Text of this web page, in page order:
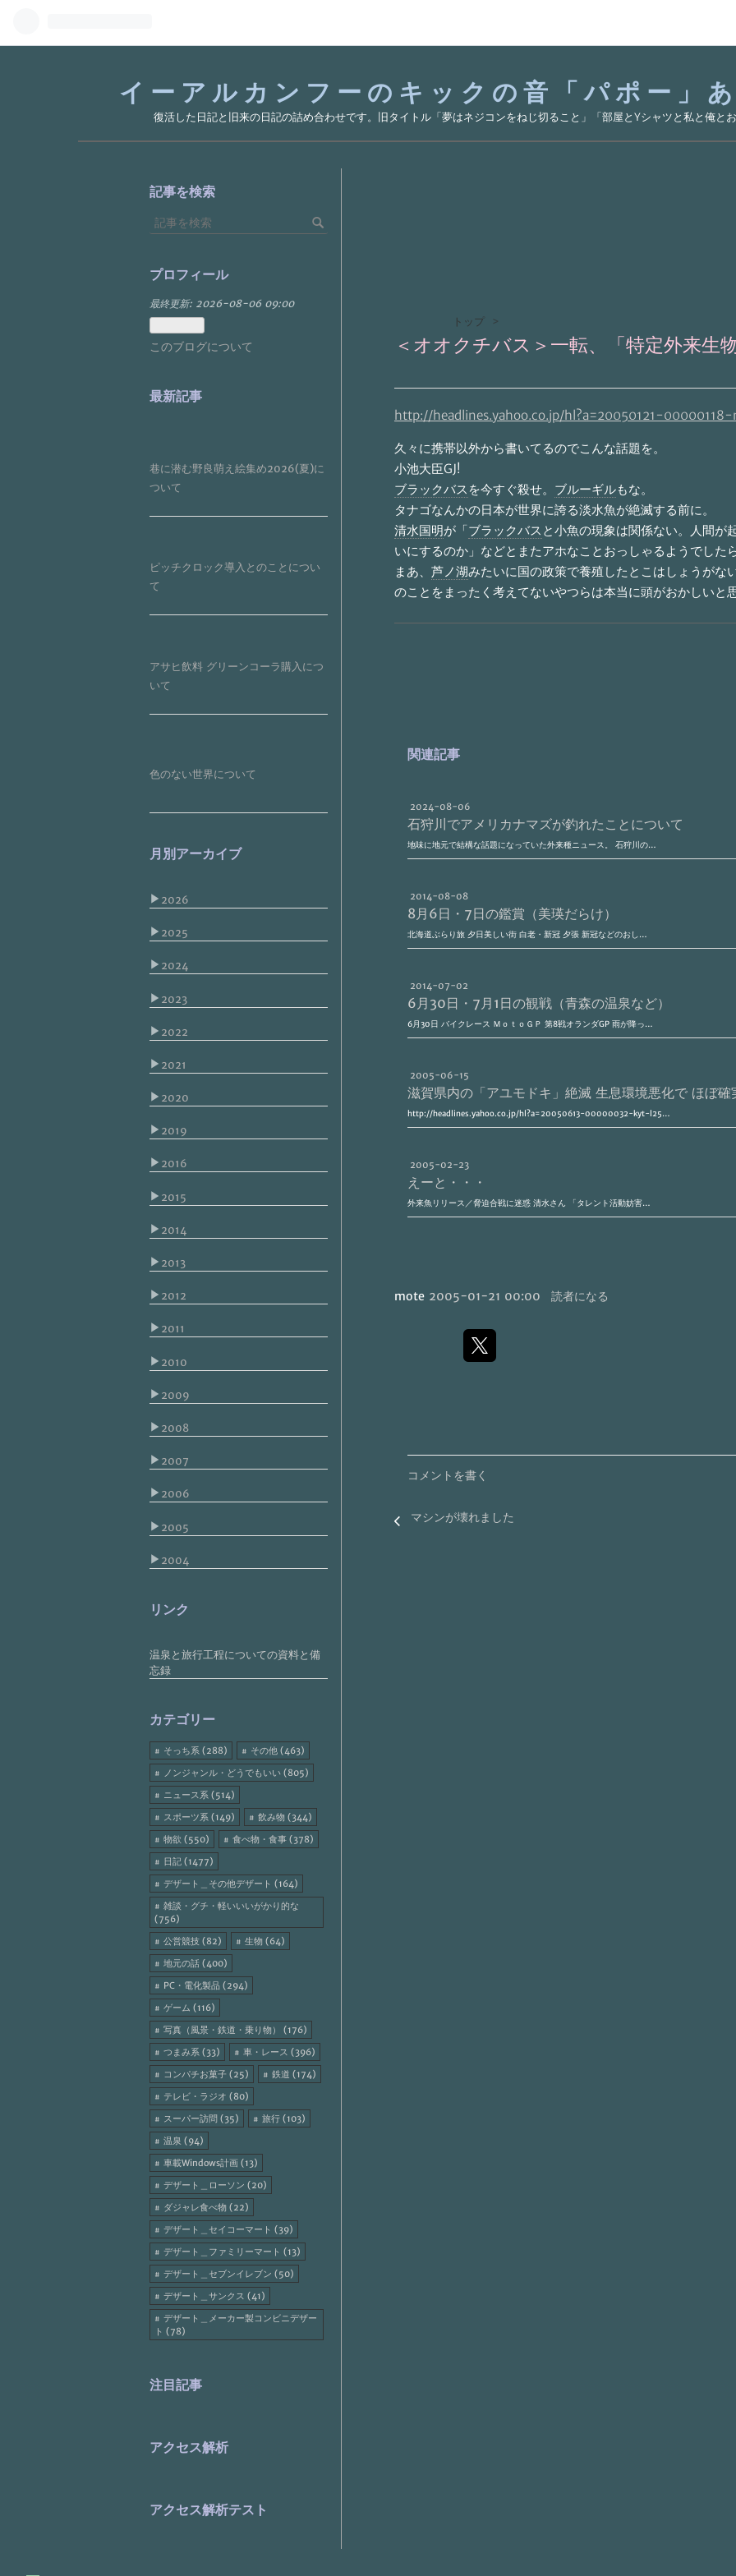
イーアルカンフーのキックの音「パポー」
復活した日記と旧来の日記の詰め合わせです。旧タイトル「夢はネジコンをねじ切ること」「部屋とYシャツと私と俺
トップ >
＜オオクチバス＞一転、「特定外来生
http://headlines.yahoo.co.jp/hl?a=20050121-
久々に携帯以外から書いてるのでこんな話題を。
小池大臣GJ!
ブラックバス を今すぐ殺せ。 ブルーギルもな。
タナゴなんかの日本が世界に誇る淡水魚が絶滅する前に。
清水国明が「ブラックバス と小魚の現象は関係ない。人間が
いにするのか」などとまたアホなことおっしゃるようでした
まあ、 芦ノ湖みたいに国の政策で養殖したとこはしょうがな
のことをまったく考えてないやつらは本当に頭がおかしいと
mote 2005-01-21 00:00 読者になる
関連記事
2024-08-06
石狩川でアメリカナマズが釣れたことについて
地味に地元で結構な話題になっていた外来種ニュース。 石狩川の…
2014-08-08
8月6日・7日の鑑賞（美瑛だらけ）
北海道ぶらり旅 夕日美しい街 白老・新冠 夕張 新冠などのおし…
2014-07-02
6月30日・7月1日の観戦（青森の温泉など）
6月30日 バイクレース ＭｏｔｏＧＰ 第8戦オランダGP 雨が降っ…
2005-06-15
滋賀県内の「アユモドキ」絶滅 生息環境悪化で ほぼ確
http://headlines.yahoo.co.jp/hl?a=20050613-00000032-kyt-l25…
2005-02-23
えーと・・・
外来魚リリース／脅迫合戦に迷惑 清水さん 「タレント活動妨害…
コメントを書く
マシンが壊れました
記事を検索
プロフィール
最終更新: 2026-08-06 09:00
このブログについて
最新記事
巷に潜む野良萌え絵集め2026(夏)に
ついて
ピッチクロック導入とのことについ
て
アサヒ飲料 グリーンコーラ購入につ
いて
色のない世界について
月別アーカイブ
▶ 2026
▶ 2025
▶ 2024
▶ 2023
▶ 2022
▶ 2021
▶ 2020
▶ 2019
▶ 2016
▶ 2015
▶ 2014
▶ 2013
▶ 2012
▶ 2011
▶ 2010
▶ 2009
▶ 2008
▶ 2007
▶ 2006
▶ 2005
▶ 2004
リンク
温泉と旅行工程についての資料と備
忘録
カテゴリー
そっち系 (288)
その他 (463)
ノンジャンル・どうでもいい (805)
ニュース系 (514)
スポーツ系 (149)
飲み物 (344)
物欲 (550)
食べ物・食事 (378)
日記 (1477)
デザート＿その他デザート (164)
雑談・グチ・軽いいいがかり的な
(756)
公営競技 (82)
生物 (64)
地元の話 (400)
PC・電化製品 (294)
ゲーム (116)
写真（風景・鉄道・乗り物） (176)
つまみ系 (33)
車・レース (396)
コンパチお菓子 (25)
鉄道 (174)
テレビ・ラジオ (80)
スーパー訪問 (35)
旅行 (103)
温泉 (94)
車載Windows計画 (13)
デザート＿ローソン (20)
ダジャレ食べ物 (22)
デザート＿セイコーマート (39)
デザート＿ファミリーマート (13)
デザート＿セブンイレブン (50)
デザート＿サンクス (41)
デザート＿メーカー製コンビニデザー
ト (78)
注目記事
アクセス解析
アクセス解析テスト